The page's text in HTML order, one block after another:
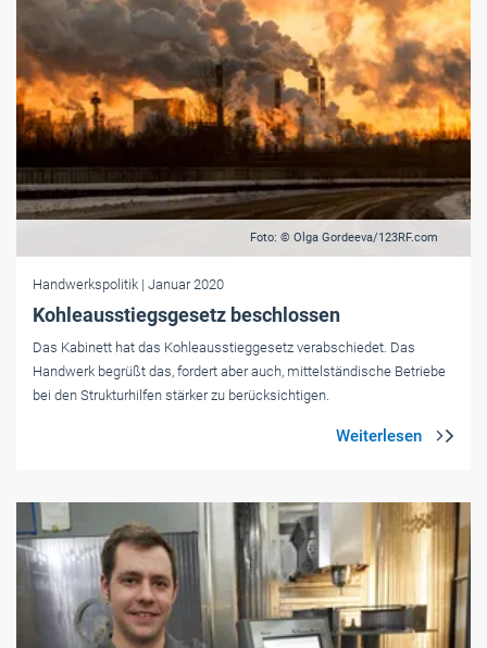
Foto: © Olga Gordeeva/123RF.com
Handwerkspolitik | Januar 2020
Kohleausstiegsgesetz beschlossen
Das Kabinett hat das Kohleausstieggesetz verabschiedet. Das
Handwerk begrüßt das, fordert aber auch, mittelständische Betriebe
bei den Strukturhilfen stärker zu berücksichtigen.